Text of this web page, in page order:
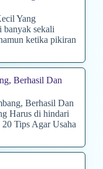
Yang
sekali
ketika pikiran
Berhasil Dan
Berhasil Dan
Harus di hindari
Tips Agar Usaha